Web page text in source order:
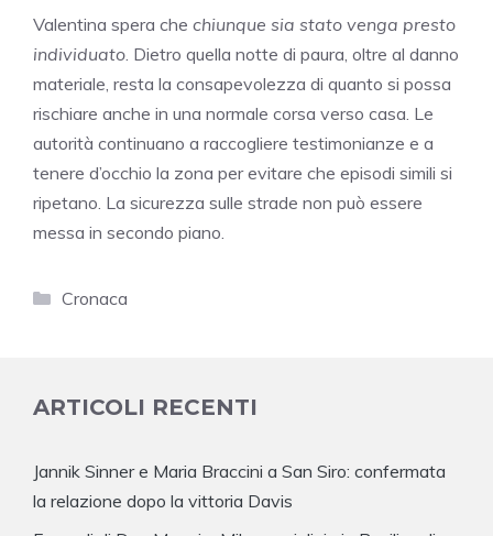
Valentina spera che chiunque sia stato venga presto
individuato . Dietro quella notte di paura, oltre al danno
materiale, resta la consapevolezza di quanto si possa
rischiare anche in una normale corsa verso casa. Le
autorità continuano a raccogliere testimonianze e a
tenere d’occhio la zona per evitare che episodi simili si
ripetano. La sicurezza sulle strade non può essere
messa in secondo piano.
Categorie
Cronaca
ARTICOLI RECENTI
Jannik Sinner e Maria Braccini a San Siro: confermata
la relazione dopo la vittoria Davis